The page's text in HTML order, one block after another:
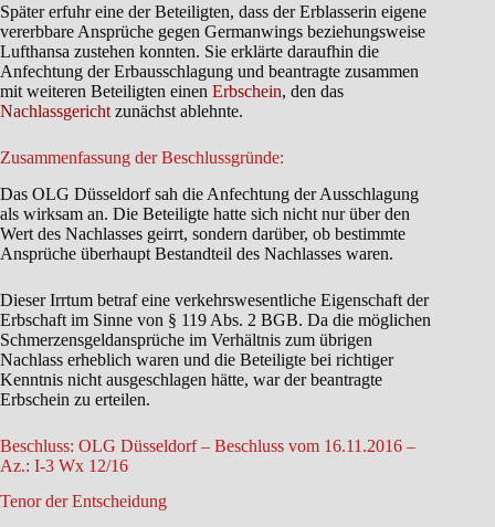
Später erfuhr eine der Beteiligten, dass der Erblasserin eigene
vererbbare Ansprüche gegen Germanwings beziehungsweise
Lufthansa zustehen konnten. Sie erklärte daraufhin die
Anfechtung der Erbausschlagung und beantragte zusammen
mit weiteren Beteiligten einen Erbschein, den das
Nachlassgericht zunächst ablehnte.
Zusammenfassung der Beschlussgründe:
Das OLG Düsseldorf sah die Anfechtung der Ausschlagung
als wirksam an. Die Beteiligte hatte sich nicht nur über den
Wert des Nachlasses geirrt, sondern darüber, ob bestimmte
Ansprüche überhaupt Bestandteil des Nachlasses waren.
Dieser Irrtum betraf eine verkehrswesentliche Eigenschaft der
Erbschaft im Sinne von § 119 Abs. 2 BGB. Da die möglichen
Schmerzensgeldansprüche im Verhältnis zum übrigen
Nachlass erheblich waren und die Beteiligte bei richtiger
Kenntnis nicht ausgeschlagen hätte, war der beantragte
Erbschein zu erteilen.
Beschluss: OLG Düsseldorf – Beschluss vom 16.11.2016 –
Az.: I-3 Wx 12/16
Tenor der Entscheidung